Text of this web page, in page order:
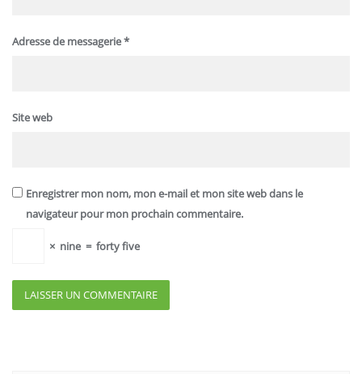
Adresse de messagerie*
Site web
Enregistrer mon nom, mon e-mail et mon site web dans le
navigateur pour mon prochain commentaire.
× nine = forty five